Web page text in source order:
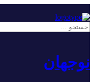
نوجهان